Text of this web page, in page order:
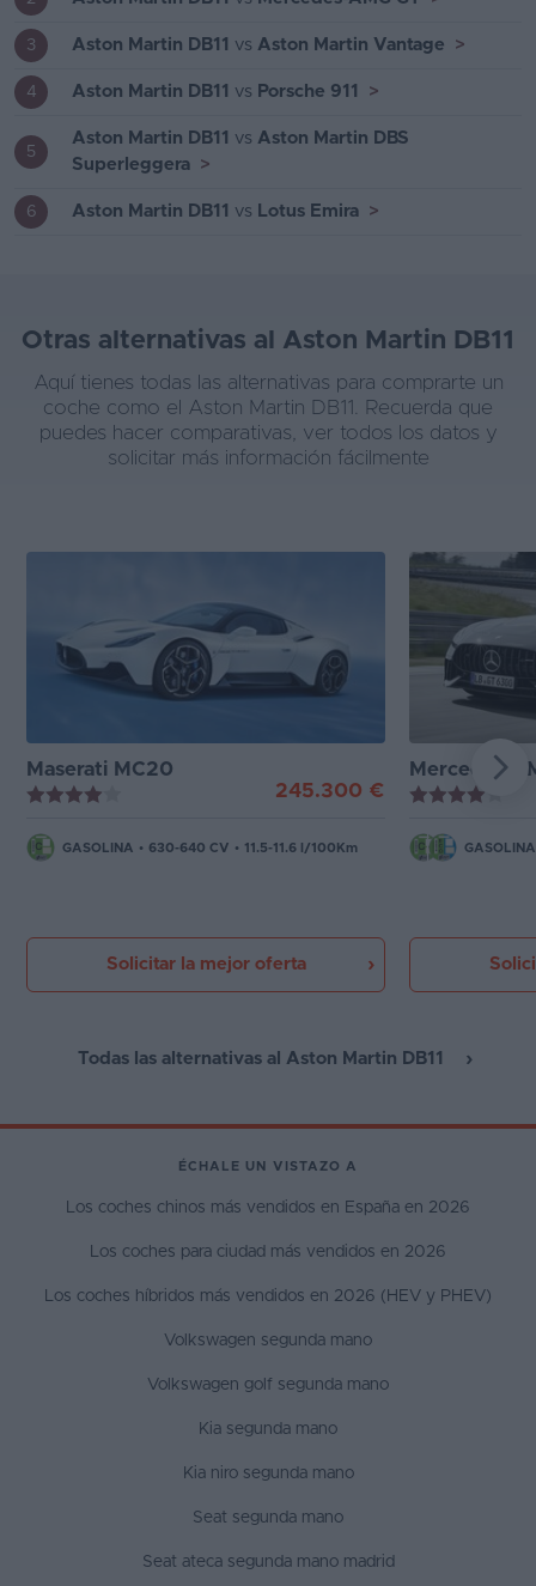
3 Aston Martin DB11 vs Aston Martin Vantage >
4 Aston Martin DB11 vs Porsche 911 >
5
Aston Martin DB11 vs Aston Martin DBS
Superleggera >
6 Aston Martin DB11 vs Lotus Emira >
Otras alternativas al Aston Martin DB11
Aquí tienes todas las alternativas para comprarte un
coche como el Aston Martin DB11. Recuerda que
puedes hacer comparativas, ver todos los datos y
solicitar más información fácilmente
Maserati MC20
245.300 €
GASOLINA • 630-640 CV • 11.5-11.6 l/100Km
Solicitar la mejor oferta
Mercedes-
GASOLINA
Todas las alternativas al Aston Martin DB11
ÉCHALE UN VISTAZO A
Los coches chinos más vendidos en España en 2026
Los coches para ciudad más vendidos en 2026
Los coches híbridos más vendidos en 2026 (HEV y PHEV)
Volkswagen segunda mano
Volkswagen golf segunda mano
Kia segunda mano
Kia niro segunda mano
Seat segunda mano
Seat ateca segunda mano madrid